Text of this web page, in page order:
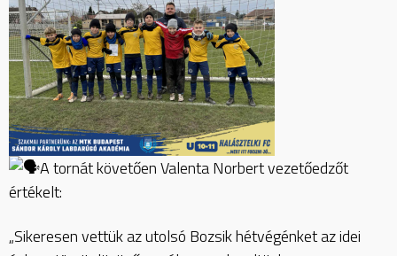
A tornát követően Valenta Norbert vezetőedzőt
értékelt:
„Sikeresen vettük az utolsó Bozsik hétvégénket az idei